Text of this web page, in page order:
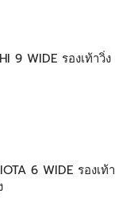
9 WIDE รองเท้าวิ่ง
6 WIDE รองเท้า